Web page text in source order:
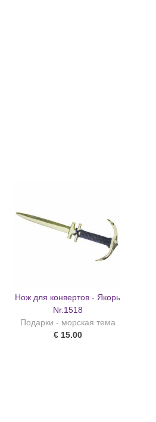
Нож для конвертов - Якорь
Nr.1518
Подарки - морская тема
€ 15.00